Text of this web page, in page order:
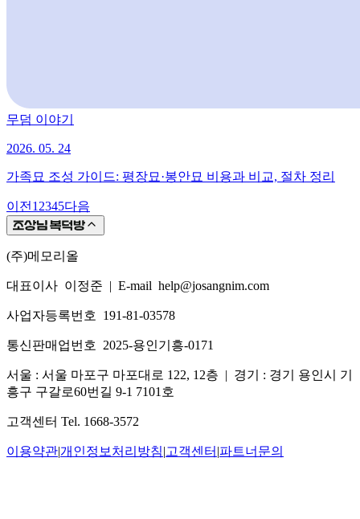
무덤 이야기
2026. 05. 24
가족묘 조성 가이드: 평장묘·봉안묘 비용과 비교, 절차 정리
이전 1 2345다음
(주)메모리올
대표이사 이정준 | E-mail help@josangnim.com
사업자등록번호 191-81-03578
통신판매업번호 2025-용인기흥-0171
서울 : 서울 마포구 마포대로 122, 12층 | 경기 : 경기 용인시 기
흥구 구갈로60번길 9-1 7101호
고객센터 Tel. 1668-3572
이용약관|개인정보처리방침|고객센터 |파트너문의